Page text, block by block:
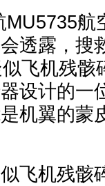
航
透露，搜
飞机残骸
设计的一
机翼的蒙
机残骸